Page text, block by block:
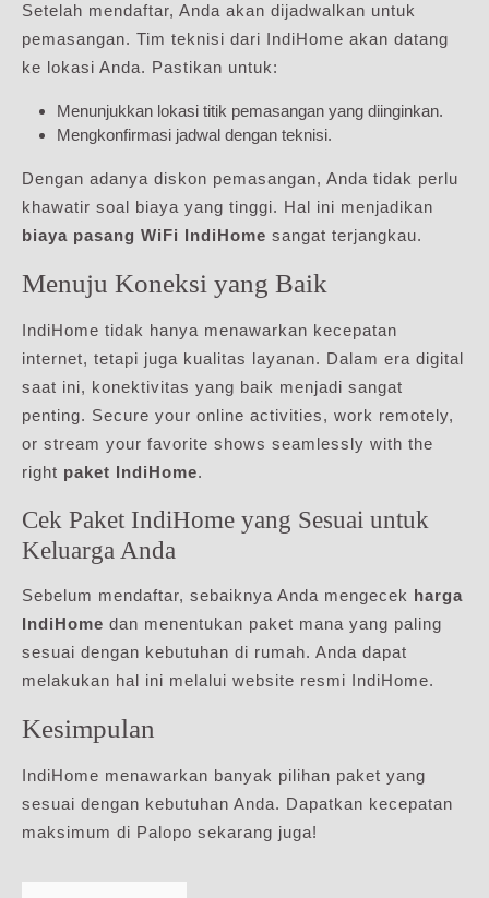
Setelah mendaftar, Anda akan dijadwalkan untuk
pemasangan. Tim teknisi dari IndiHome akan datang
ke lokasi Anda. Pastikan untuk:
Menunjukkan lokasi titik pemasangan yang diinginkan.
Mengkonfirmasi jadwal dengan teknisi.
Dengan adanya diskon pemasangan, Anda tidak perlu
khawatir soal biaya yang tinggi. Hal ini menjadikan
biaya pasang WiFi IndiHome sangat terjangkau.
Menuju Koneksi yang Baik
IndiHome tidak hanya menawarkan kecepatan
internet, tetapi juga kualitas layanan. Dalam era digital
saat ini, konektivitas yang baik menjadi sangat
penting. Secure your online activities, work remotely,
or stream your favorite shows seamlessly with the
right paket IndiHome.
Cek Paket IndiHome yang Sesuai untuk
Keluarga Anda
Sebelum mendaftar, sebaiknya Anda mengecek harga
IndiHome dan menentukan paket mana yang paling
sesuai dengan kebutuhan di rumah. Anda dapat
melakukan hal ini melalui website resmi IndiHome.
Kesimpulan
IndiHome menawarkan banyak pilihan paket yang
sesuai dengan kebutuhan Anda. Dapatkan kecepatan
maksimum di Palopo sekarang juga!